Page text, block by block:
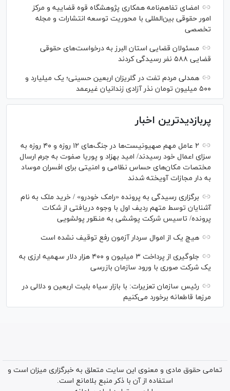
امضای تفاهم‌نامه همکاری پژوهشگاه قوه قضاییه و مرکز
امور حقوقی بین‌المللی با محوریت توسعه انتشارات و مجله
تخصصی
مسئولان قضایی استان البرز به درخواست‌های حقوقی
قضایی ۵۸۸ نفر رسیدگی کردند
همدلی مردم تفت در گلریزان اربعین حسینی؛ یک میلیارد و
۵۰۰ میلیون تومان نذر آزادی زندانیان غیرعمد
پربازدیدترین اخبار
۲ عامل مهم صهیونیست‌ها در جنگ‌های ۱۲ روزه و ۴۰ روزه به
سزای اعمال خود رسیدند/ امید بهزاد و پوریا صفوت به جرم ارسال
مختصات مکان‌های حساس نظامی و امنیتی برای افسران موساد
به دار مجازات آویخته شدند
برگزاری رسیدگی به پرونده «رامک خودرو» / خرید ملک به نام
آشنایان توسط متهم ردیف اول با وجوه دریافتی از شکات
پرونده/ تاسیس شرکت پوششی به منظور پولشویی
هیچ یک از اموال سردار آزمون رفع توقیف نشده است
جلوگیری از پرداخت ۳ میلیون و ۴۰۰ هزار دلار سهمیه ارزی به
یک شرکت صوری با ورود سازمان بازرسی
رئیس سازمان تعزیرات: با بازار سیاه بلیت اربعین و دلالی در
مرز‌ها قاطعانه برخورد می‌کنیم
تمامی حقوق مادی و معنوی این سایت متعلق به خبرگزاری میزان است و
استفاده از آن با ذکر منبع بلامانع است.